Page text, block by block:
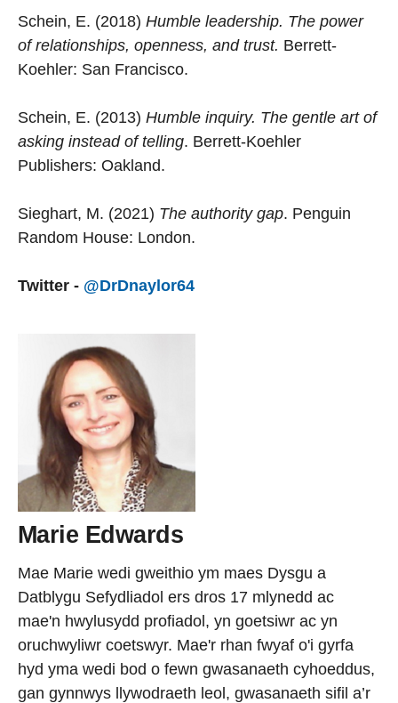
Schein, E. (2018) Humble leadership. The power
of relationships, openness, and trust. Berrett-
Koehler: San Francisco.
Schein, E. (2013) Humble inquiry. The gentle art of
asking instead of telling. Berrett-Koehler
Publishers: Oakland.
Sieghart, M. (2021) The authority gap. Penguin
Random House: London.
Twitter - @DrDnaylor64
Marie Edwards
Mae Marie wedi gweithio ym maes Dysgu a
Datblygu Sefydliadol ers dros 17 mlynedd ac
mae'n hwylusydd profiadol, yn goetsiwr ac yn
oruchwyliwr coetswyr. Mae'r rhan fwyaf o'i gyrfa
hyd yma wedi bod o fewn gwasanaeth cyhoeddus,
gan gynnwys llywodraeth leol, gwasanaeth sifil a’r